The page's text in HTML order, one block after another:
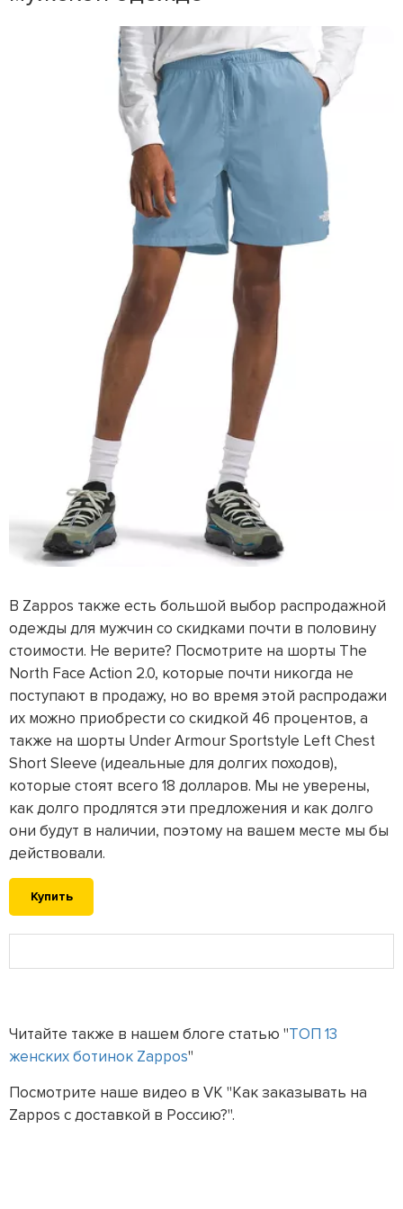
В Zappos также есть большой выбор распродажной
одежды для мужчин со скидками почти в половину
стоимости. Не верите? Посмотрите на шорты The
North Face Action 2.0, которые почти никогда не
поступают в продажу, но во время этой распродажи
их можно приобрести со скидкой 46 процентов, а
также на шорты Under Armour Sportstyle Left Chest
Short Sleeve (идеальные для долгих походов),
которые стоят всего 18 долларов. Мы не уверены,
как долго продлятся эти предложения и как долго
они будут в наличии, поэтому на вашем месте мы бы
действовали.
Купить
Читайте также в нашем блоге статью "ТОП 13
женских ботинок Zappos"
Посмотрите наше видео в VK "Как заказывать на
Zappos с доставкой в Россию?".